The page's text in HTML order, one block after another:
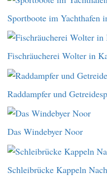
Sportboote im Yachthafen
Fischräucherei Wolter in
Raddampfer und
Das Windebyer Noor
Schleibrücke Kappeln